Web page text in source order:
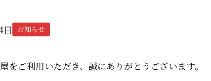
日 お知らせ
をご利用いただき、誠にありがとうございます。